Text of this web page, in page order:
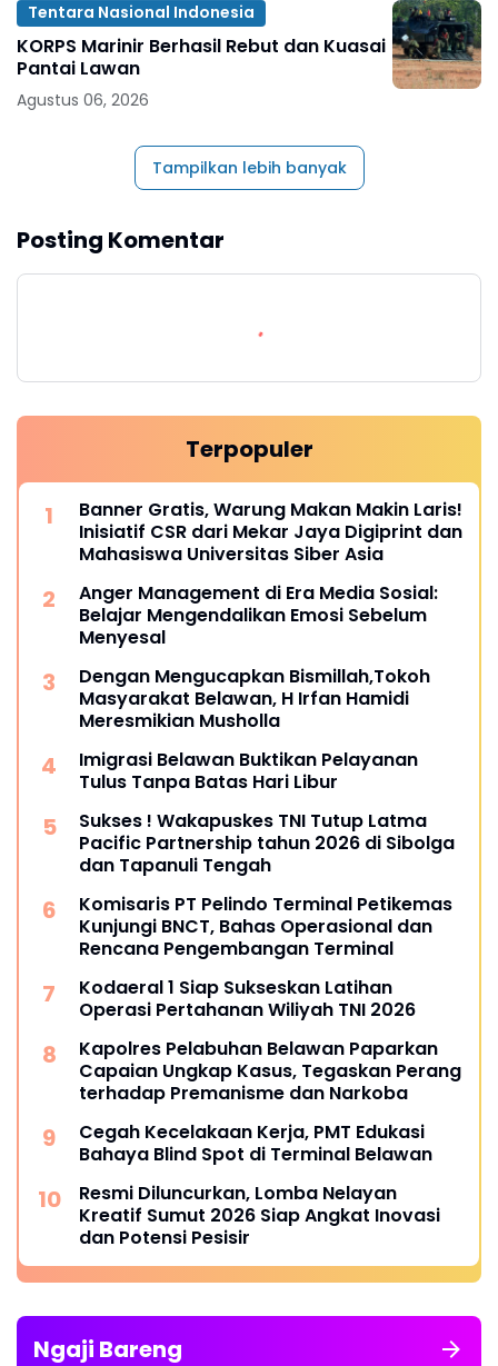
Tentara Nasional Indonesia
KORPS Marinir Berhasil Rebut dan Kuasai
Pantai Lawan
Agustus 06, 2026
Tampilkan lebih banyak
Posting Komentar
Terpopuler
Banner Gratis, Warung Makan Makin Laris!
Inisiatif CSR dari Mekar Jaya Digiprint dan
Mahasiswa Universitas Siber Asia
Anger Management di Era Media Sosial:
Belajar Mengendalikan Emosi Sebelum
Menyesal
Dengan Mengucapkan Bismillah,Tokoh
Masyarakat Belawan, H Irfan Hamidi
Meresmikian Musholla
Imigrasi Belawan Buktikan Pelayanan
Tulus Tanpa Batas Hari Libur
Sukses ! Wakapuskes TNI Tutup Latma
Pacific Partnership tahun 2026 di Sibolga
dan Tapanuli Tengah
Komisaris PT Pelindo Terminal Petikemas
Kunjungi BNCT, Bahas Operasional dan
Rencana Pengembangan Terminal
Kodaeral 1 Siap Sukseskan Latihan
Operasi Pertahanan Wiliyah TNI 2026‎
Kapolres Pelabuhan Belawan Paparkan
Capaian Ungkap Kasus, Tegaskan Perang
terhadap Premanisme dan Narkoba
Cegah Kecelakaan Kerja, PMT Edukasi
Bahaya Blind Spot di Terminal Belawan
Resmi Diluncurkan, Lomba Nelayan
Kreatif Sumut 2026 Siap Angkat Inovasi
dan Potensi Pesisir
Ngaji Bareng